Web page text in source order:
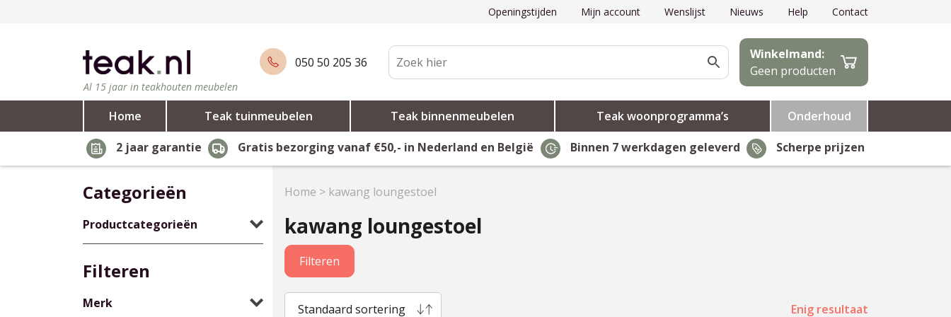
Openingstijden Mijn account Wenslijst Nieuws Help Contact
Al 15 jaar in teakhouten meubelen
050 50 205 36
Winkelmand:
Geen producten
Home Teak tuinmeubelen Teak binnenmeubelen Teak woonprogramma’s
Onderhoud
2 jaar garantie
Gratis bezorging vanaf €50,- in Nederland en België Binnen 7 werkdagen geleverd Scherpe prijzen
Categorieën
Productcategorieën
Filteren
Merk
Home > kawang loungestoel
kawang loungestoel
Filteren
Standaard sortering Enig resultaat